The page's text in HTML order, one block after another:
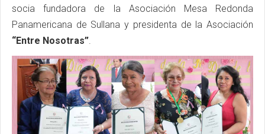
socia fundadora de la Asociación Mesa Redonda
Panamericana de Sullana y presidenta de la Asociación
“Entre Nosotras”.